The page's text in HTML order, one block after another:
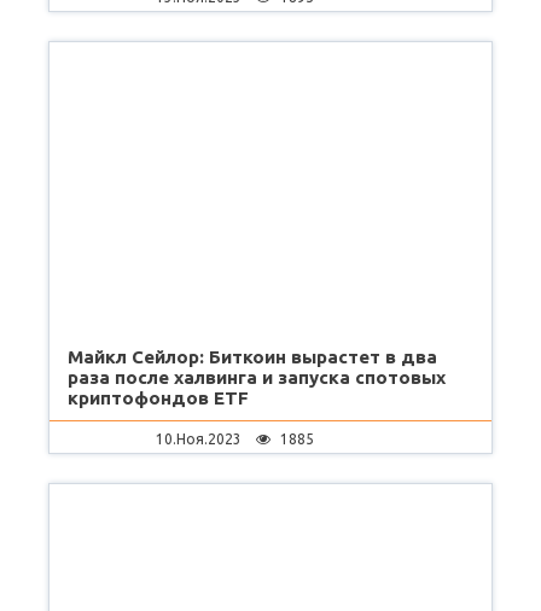
Майкл Сейлор: Биткоин вырастет в два
раза после халвинга и запуска спотовых
криптофондов ETF
10.Ноя.2023 1885